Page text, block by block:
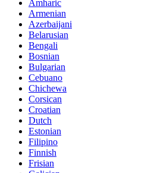
Amharic
Armenian
Azerbaijani
Belarusian
Bengali
Bosnian
Bulgarian
Cebuano
Chichewa
Corsican
Croatian
Dutch
Estonian
Filipino
Finnish
Frisian